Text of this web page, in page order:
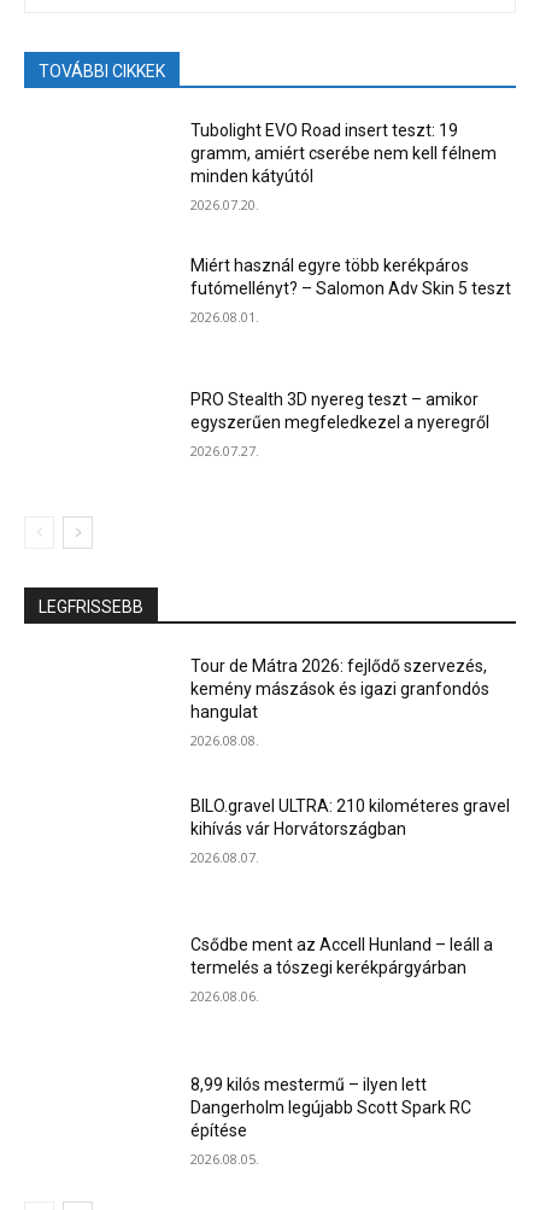
TOVÁBBI CIKKEK
Tubolight EVO Road insert teszt: 19
gramm, amiért cserébe nem kell félnem
minden kátyútól
2026.07.20.
Miért használ egyre több kerékpáros
futómellényt? – Salomon Adv Skin 5 teszt
2026.08.01.
PRO Stealth 3D nyereg teszt – amikor
egyszerűen megfeledkezel a nyeregről
2026.07.27.
LEGFRISSEBB
Tour de Mátra 2026: fejlődő szervezés,
kemény mászások és igazi granfondós
hangulat
2026.08.08.
BILO.gravel ULTRA: 210 kilométeres gravel
kihívás vár Horvátországban
2026.08.07.
Csődbe ment az Accell Hunland – leáll a
termelés a tószegi kerékpárgyárban
2026.08.06.
8,99 kilós mestermű – ilyen lett
Dangerholm legújabb Scott Spark RC
építése
2026.08.05.